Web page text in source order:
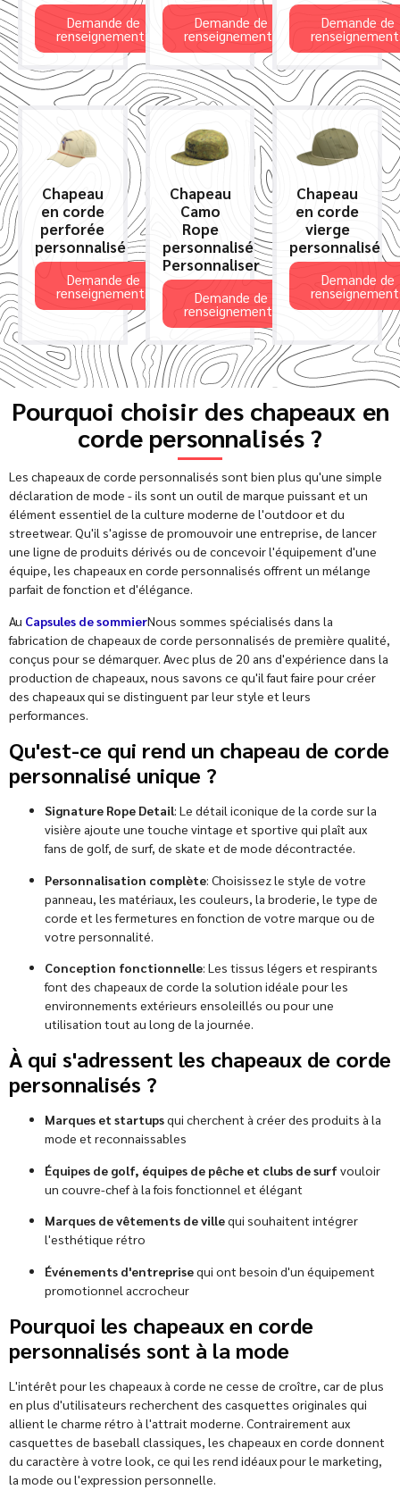
Demande de
renseignements
Demande de
renseignements
Demande de
Chapeau
en corde
perforée
personnalisé
Demande de
renseignements
Chapeau
Camo
Rope
personnalisé
Personnaliser
Demande de
renseignements
Chapeau
en corde
vierge
personnalisé
Demande de
Pourquoi choisir des chapeaux en
corde personnalisés ?
Les chapeaux de corde personnalisés sont bien plus qu'une simple
déclaration de mode - ils sont un outil de marque puissant et un
élément essentiel de la culture moderne de l'outdoor et du
streetwear. Qu'il s'agisse de promouvoir une entreprise, de lancer
une ligne de produits dérivés ou de concevoir l'équipement d'une
équipe, les chapeaux en corde personnalisés offrent un mélange
parfait de fonction et d'élégance.
Au Capsules de sommierNous sommes spécialisés dans la
fabrication de chapeaux de corde personnalisés de première qualité,
conçus pour se démarquer. Avec plus de 20 ans d'expérience dans la
production de chapeaux, nous savons ce qu'il faut faire pour créer
des chapeaux qui se distinguent par leur style et leurs
performances.
Qu'est-ce qui rend un chapeau de corde
personnalisé unique ?
Signature Rope Detail: Le détail iconique de la corde sur la
visière ajoute une touche vintage et sportive qui plaît aux
fans de golf, de surf, de skate et de mode décontractée.
Personnalisation complète: Choisissez le style de votre
panneau, les matériaux, les couleurs, la broderie, le type de
corde et les fermetures en fonction de votre marque ou de
votre personnalité.
Conception fonctionnelle: Les tissus légers et respirants
font des chapeaux de corde la solution idéale pour les
environnements extérieurs ensoleillés ou pour une
utilisation tout au long de la journée.
À qui s'adressent les chapeaux de corde
personnalisés ?
Marques et startupsqui cherchent à créer des produits à la
mode et reconnaissables
Équipes de golf, équipes de pêche et clubs de surfvouloir
un couvre-chef à la fois fonctionnel et élégant
Marques de vêtements de villequi souhaitent intégrer
l'esthétique rétro
Événements d'entreprisequi ont besoin d'un équipement
promotionnel accrocheur
Pourquoi les chapeaux en corde
personnalisés sont à la mode
L'intérêt pour les chapeaux à corde ne cesse de croître, car de plus
en plus d'utilisateurs recherchent des casquettes originales qui
allient le charme rétro à l'attrait moderne. Contrairement aux
casquettes de baseball classiques, les chapeaux en corde donnent
du caractère à votre look, ce qui les rend idéaux pour le marketing,
la mode ou l'expression personnelle.